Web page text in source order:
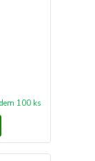
100 ks